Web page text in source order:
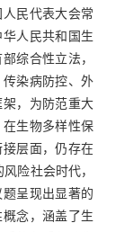
人民代表大会常
人民共和国生
综合性立法，
染病防控、外
，为防范重大
生物多样性保
层面，仍存在
险社会时代，
呈现出显著的
念，涵盖了生